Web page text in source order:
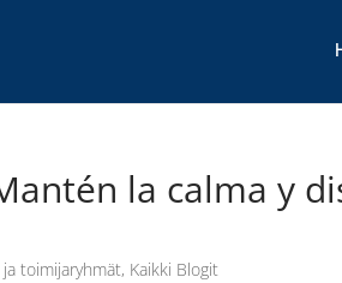
la calma y
ja toimijaryhmät, Kaikki Blogit